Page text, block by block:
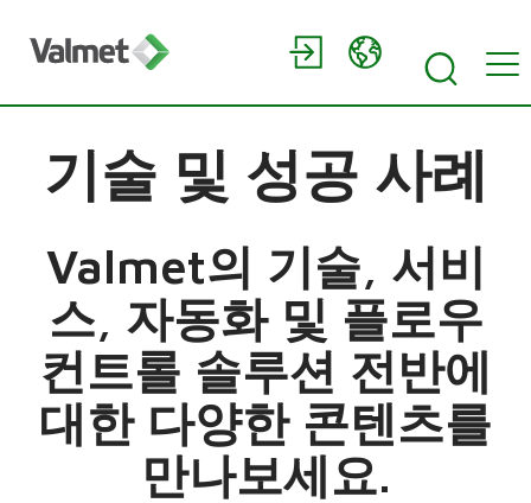
기술 및 성공 사례
Valmet의 기술, 서비
스, 자동화 및 플로우
컨트롤 솔루션 전반에
대한 다양한 콘텐츠를
만나보세요.